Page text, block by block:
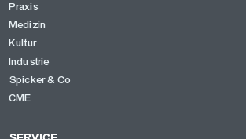
Praxis
Medizin
Kultur
Industrie
Spicker & Co
CME